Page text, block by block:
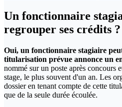
Un fonctionnaire
regrouper ses crédits ?
Oui, un fonctionnaire stagiaire
titularisation prévue annonce un
nommé sur un poste après concours
stage, le plus souvent d'un an. Les
dossier en tenant compte de cette
que de la seule durée écoulée.